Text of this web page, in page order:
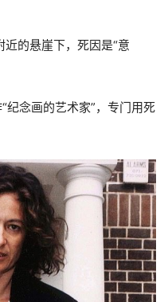
的悬崖下，死因是“意
纪念画的艺术家”，专门用死